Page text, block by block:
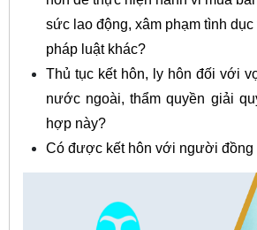
sức lao động, xâm phạm tình
pháp luật khác?
Thủ tục kết hôn, ly hôn đối với
nước ngoài, thẩm quyền giải
hợp này?
Có được kết hôn với người đồng